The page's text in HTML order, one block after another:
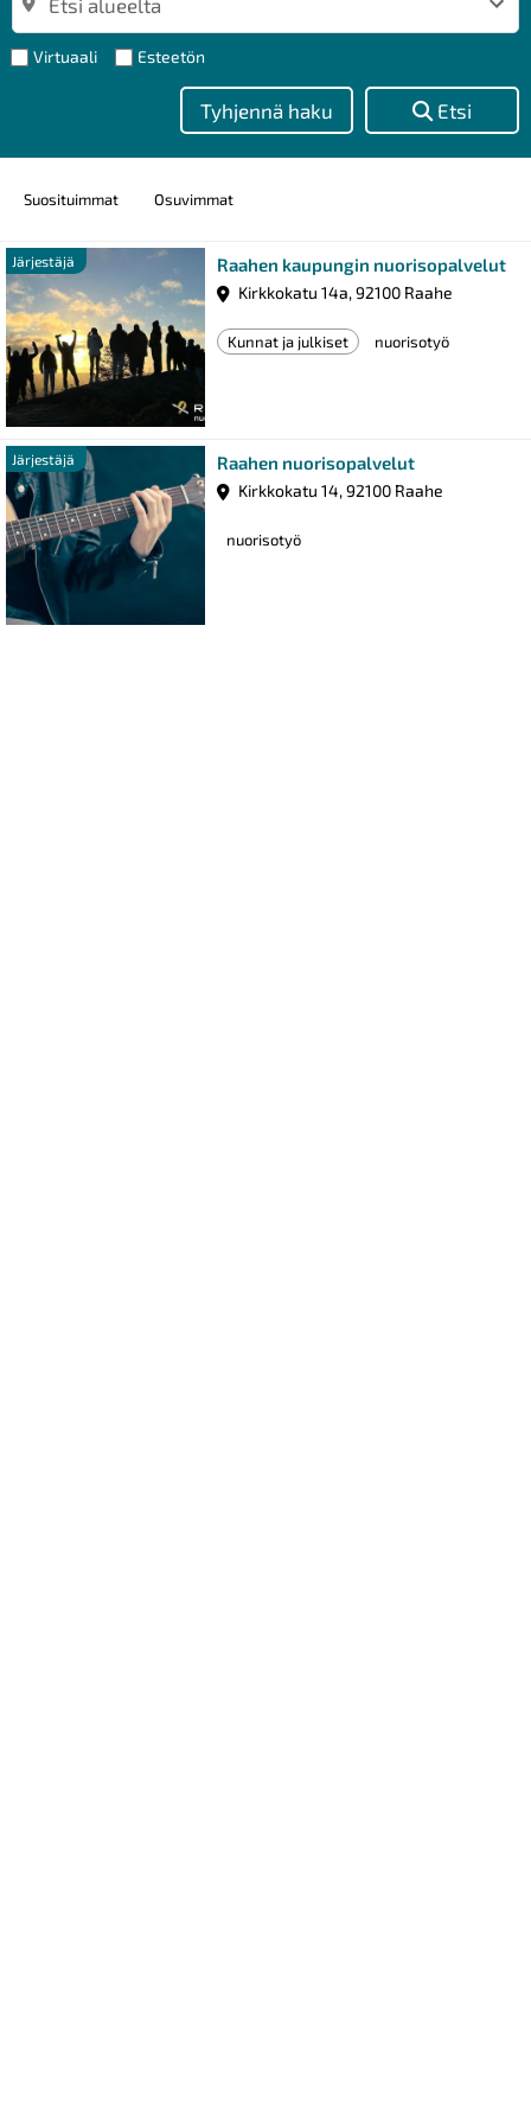
Virtuaali Esteetön
Etsi
Tyhjennä haku
Suosituimmat Osuvimmat
Järjestäjä Raahen kaupungin nuorisopalvelut
Kirkkokatu 14a, 92100 Raahe
Kunnat ja julkiset nuorisotyö
Järjestäjä Raahen nuorisopalvelutJärjestäjä
Kirkkokatu 14, 92100 Raahe
nuorisotyö